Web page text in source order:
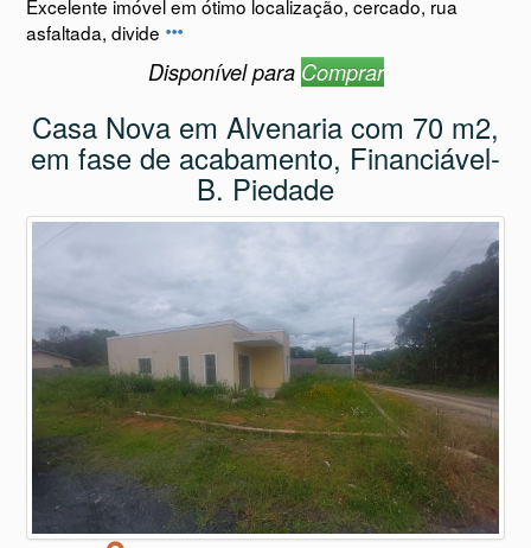
asfaltada, divide
Disponível para Comprar
Casa Nova em Alvenaria com 70 m2,
em fase de acabamento, Financiável-
B. Piedade